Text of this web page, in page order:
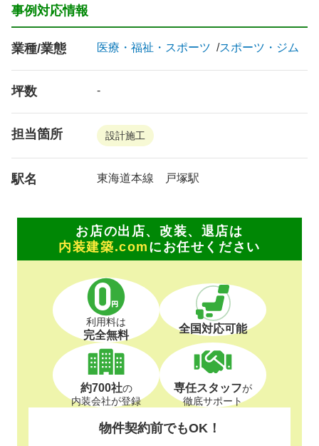
事例対応情報
業種/業態 医療・福祉・スポーツ スポーツ・ジム
坪数 -
担当箇所 設計施工
駅名 東海道本線 戸塚駅
お店の出店、改装、退店は
内装建築.com にお任せください
利用料は
完全無料 全国対応可能
約700社の
内装会社が登録
専任スタッフが
徹底サポート
物件契約前でもOK！